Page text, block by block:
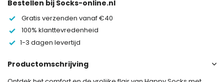
Bestellen bij Socks-online.nl
Gratis verzenden vanaf €40
100% klanttevredenheid
1-3 dagen levertijd
Productomschrijving